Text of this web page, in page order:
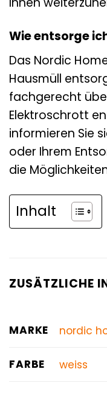
Wie entsorge
Das Nordic
Hausmüll
fachgerecht
Elektroschrott
informieren Sie
oder Ihrem
die
Inhalt
ZUSÄTZLICHE
MARKE nordic
FARBE weiss